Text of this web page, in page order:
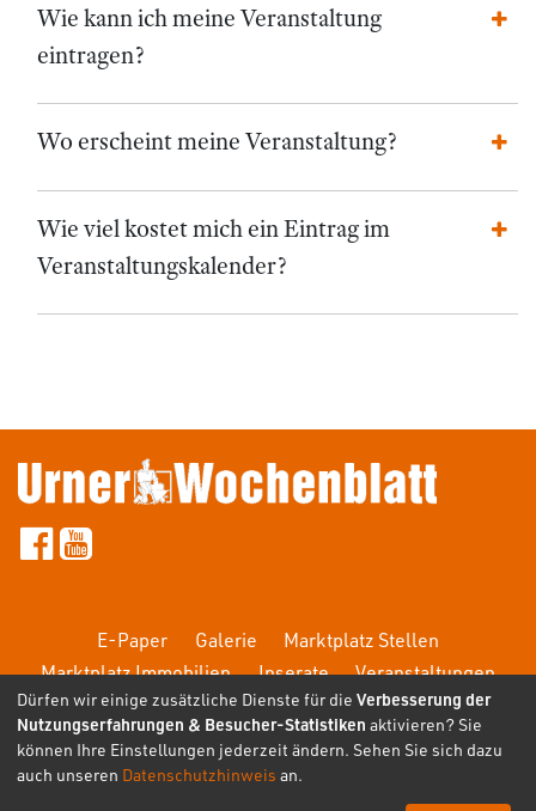
Wie kann ich meine Veranstaltung
eintragen?
Wo erscheint meine Veranstaltung?
Wie viel kostet mich ein Eintrag im
Veranstaltungskalender?
E-Paper Galerie
Marktplatz Stellen
Marktplatz Immobilien
Inserate
Veranstaltungen
FAQ
Copyright 2026, Gisler 1843 AG
Dürfen wir einige zusätzliche Dienste für die Verbesserung der
Nutzungserfahrungen & Besucher-Statistiken aktivieren? Sie
können Ihre Einstellungen jederzeit ändern. Sehen Sie sich dazu
auch unseren Datenschutzhinweis an.